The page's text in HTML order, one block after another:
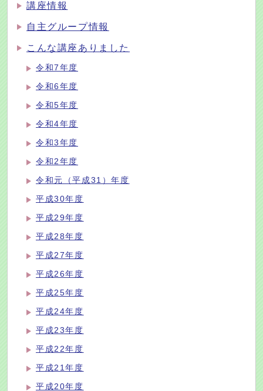
講座情報
自主グループ情報
こんな講座ありました
令和7年度
令和6年度
令和5年度
令和4年度
令和3年度
令和2年度
令和元（平成31）年度
平成30年度
平成29年度
平成28年度
平成27年度
平成26年度
平成25年度
平成24年度
平成23年度
平成22年度
平成21年度
平成20年度